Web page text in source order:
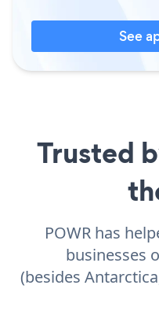
See
Trusted
POWR has
businesses
(besides